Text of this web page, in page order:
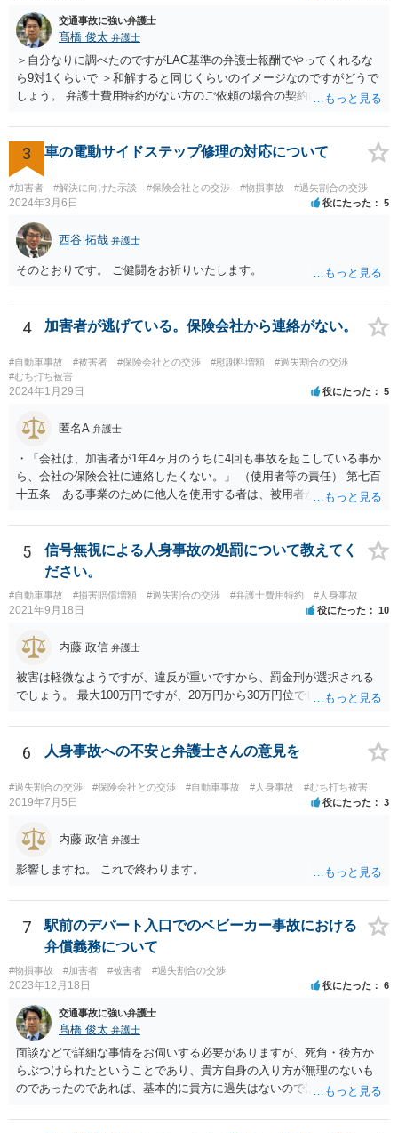
害者の法定代理人（お子さんの親権者）だからです。 そうすると、ご
質問者様の事件（お子さんに対する過失傷害罪）も検察に送致される
というのはちょっと疑問が湧くところです。 というのも、お子さんや
ご質問者様あるいは他の親権者様が、ご質問者様を処罰するためにわ
ざわざ告訴状を出すのか？という疑問があるためです。 どういう理由
の交通違反で送致ということ（例えば信号無視など）が想定されます
が、そういった事情もないようなので、やはり確認した方が良いと思
います。
交通事故に強い弁護士
髙橋 俊太 弁護士
＞自分なりに調べたのですがLAC基準の弁護士報酬でやってくれるな
ら9対1くらいで ＞和解すると同じくらいのイメージなのですがどうで
しょう。 弁護士費用特約がない方のご依頼の場合の契約内容などは各
ンで最初から10対0を主張したり期待するのは難しいのでしょうか。
＞1か2は譲らないとセンターとしても無理とかやりたくないとかある
のでしょうか。 私見では、そのようなことはないように思います。紛
セン等においても、基本的には、損害論も責任論も裁判所と同じよう
な視点で解決が目指されることになります。
3 車の電動サイドステップ修理の対応について
#加害者 #解決に向けた示談 #保険会社との交渉 #物損事故 #過失割合の交渉
2024年3月6日 役にたった 5
西谷 拓哉 弁護士
そのとおりです。 ご健闘をお祈りいたします。
4 加害者が逃げている。保険会社から連絡がない。
#自動車事故 #被害者 #保険会社との交渉 #慰謝料増額
#過失割合の交渉
#むち打ち被害
2024年1月29日 役にたった 5
匿名A 弁護士
・「会社は、加害者が1年4ヶ月のうちに4回も事故を起こしている事か
ら、会社の保険会社に連絡したくない。」 （使用者等の責任） 第七百
十五条 ある事業のために他人を使用する者は、被用者がその事業の
用者が被用者の選任及びその事業の監督について相当の注意をしたと
き、又は相当の注意をしても損害が生ずべきであったときは、この限
りでない。 会社側の言い分に付き合わず、会社側への請求をお考えな
さったほうがよろしいかもしれません。加害ドライバーの任意保険が
本件に使えるか、使おうとするかが定かではありませんので。「1年4
ヶ月のうちに4回も事故」の事実は、会社から加害ドライバーへの責任
転嫁のような発言ですが、上記ただし書との関連で言えば、会社側が
「相当の注意」をしていなかった証左でしょう。 今後の対応ですが、
事故証明書を速やかに取得すべきです。 病院で治療を受ける際、第三
者行為による傷病届を出す必要があります。 最終的にどこまで認めら
れるかという問題はありますが、事故後に事故に関連した支出に関し
ては、領収書をもらい保存しておきましょう。
5
信号無視による人身事故の処罰について教えてく
ださい。
#自動車事故 #損害賠償増額 #過失割合の交渉 #弁護士費用特約 #人身事故
2021年9月18日 役にたった 10
内藤 政信 弁護士
被害は軽微なようですが、違反が重いですから、罰金刑が選択される
でしょう。 最大100万円ですが、20万円から30万円位でしょうか。
6 人身事故への不安と弁護士さんの意見を
#過失割合の交渉 #保険会社との交渉 #自動車事故 #人身事故 #むち打ち被害
2019年7月5日 役にたった 3
内藤 政信 弁護士
影響しますね。 これで終わります。
7
駅前のデパート入口でのベビーカー事故における
弁償義務について
#物損事故 #加害者 #被害者 #過失割合の交渉
2023年12月18日 役にたった 6
交通事故に強い弁護士
髙橋 俊太 弁護士
面談などで詳細な事情をお伺いする必要がありますが、死角・後方か
らぶつけられたということであり、貴方自身の入り方が無理のないも
のであったのであれば、基本的に貴方に過失はないのではないかとい
が、ベビーカーの車輪が壊れるというのは（かなり劣化していたとい